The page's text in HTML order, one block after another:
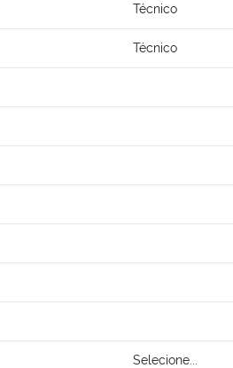
Técnico
Técnico
Selecione...